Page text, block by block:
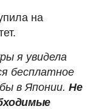
на
я увидела
бесплатное
в Японии. Не